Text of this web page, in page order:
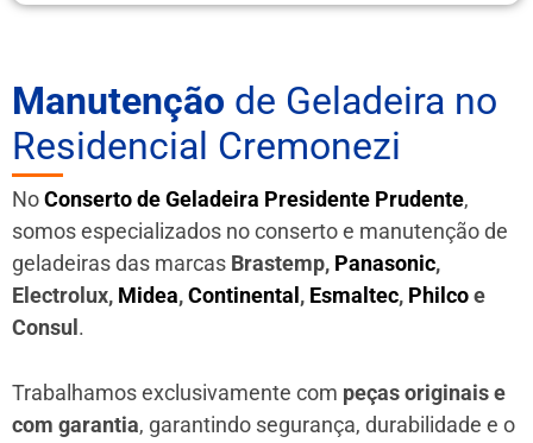
Manutenção de Geladeira no
Residencial Cremonezi
NoConserto de Geladeira Presidente Prudente,
somos especializados no conserto e manutenção de
geladeiras das marcas Brastemp, Panasonic,
Electrolux, Midea,Continental, Esmaltec, Philcoe
Consul.
Trabalhamos exclusivamente com peças originais e
com garantia, garantindo segurança, durabilidade e o